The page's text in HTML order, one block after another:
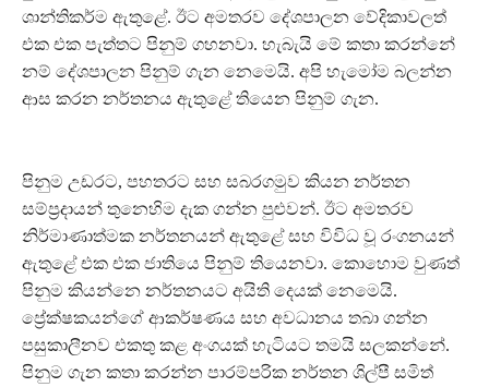
ශාන්තිකර්ම ඇතුළේ. ඊට අමතරව දේශපාලන වේදිකාවලත්
එක එක පැත්තට පිනුම් ගහනවා. හැබැයි මේ කතා කරන්නේ
නම් දේශපාලන පිනුම් ගැන නෙමෙයි. අපි හැමෝම බලන්න
ආස කරන නර්තනය ඇතුළේ තියෙන පිනුම් ගැන.
පිනුම උඩරට, පහතරට සහ සබරගමුව කියන නර්තන
සම්ප්‍රදායන් තුනෙහිම දැක ගන්න පුළුවන්. ඊට අමතරව
නිර්මාණාත්මක නර්තනයන් ඇතුළේ සහ විවිධ වූ රංගනයන්
ඇතුළේ එක එක ජාතියෙ පිනුම් තියෙනවා. කොහොම වුණත්
පිනුම කියන්නෙ නර්තනයට අයිති දෙයක් නෙමෙයි.
ප්‍රේක්ෂකයන්ගේ ආකර්ෂණය සහ අවධානය තබා ගන්න
පසුකාලීනව එකතු කළ අංගයක් හැටියට තමයි සලකන්නේ.
පිනුම ගැන කතා කරන්න පාරම්පරික නර්තන ශිල්පී සමිත්